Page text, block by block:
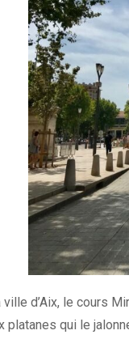
d’Aix, le cours
platanes qui le